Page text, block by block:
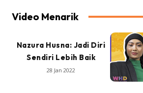
Video Menarik
Nazura Husna: Jadi Diri
Sendiri Lebih Baik
28 Jan 2022